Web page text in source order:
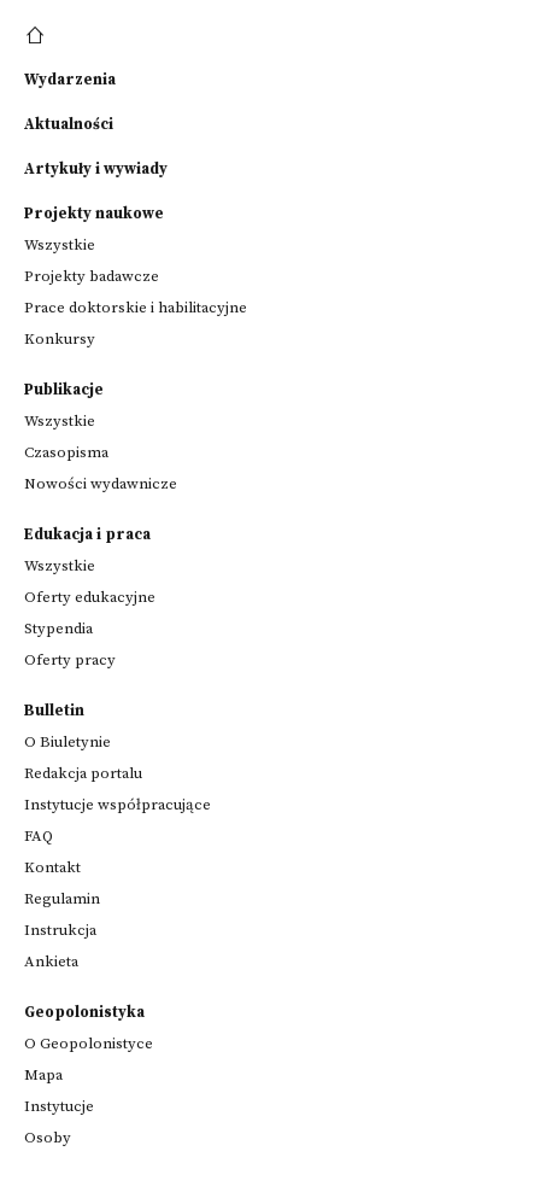
Wydarzenia
Aktualności
Artykuły i wywiady
Projekty naukowe
Wszystkie
Projekty badawcze
Prace doktorskie i habilitacyjne
Konkursy
Publikacje
Wszystkie
Czasopisma
Nowości wydawnicze
Edukacja i praca
Wszystkie
Oferty edukacyjne
Stypendia
Oferty pracy
Bulletin
O Biuletynie
Redakcja portalu
Instytucje współpracujące
FAQ
Kontakt
Regulamin
Instrukcja
Ankieta
Geopolonistyka
O Geopolonistyce
Mapa
Instytucje
Osoby